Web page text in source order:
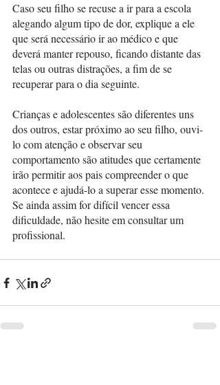
Caso seu filho se recuse a ir para a escola
alegando algum tipo de dor, explique a ele
que será necessário ir ao médico e que
deverá manter repouso, ficando distante das
telas ou outras distrações, a fim de se
recuperar para o dia seguinte.
Crianças e adolescentes são diferentes uns
dos outros, estar próximo ao seu filho, ouvi-
lo com atenção e observar seu
comportamento são atitudes que certamente
irão permitir aos pais compreender o que
acontece e ajudá-lo a superar esse momento.
Se ainda assim for difícil vencer essa
dificuldade, não hesite em consultar um
profissional.